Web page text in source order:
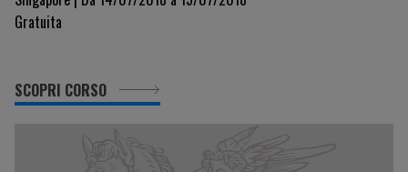
Gratuita
SCOPRI CORSO